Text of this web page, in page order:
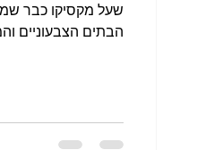
שעל מקסיקו כבר
הבתים הצבעוניים